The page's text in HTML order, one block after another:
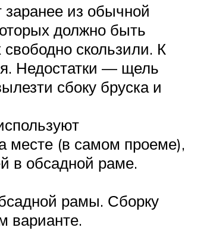
из обычной
должно быть
скользили. К
Недостатки — щель
сбоку бруска и
месте (в самом проеме),
в обсадной раме.
рамы. Сборку
варианте.